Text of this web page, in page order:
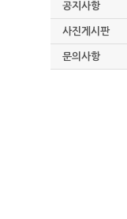
공지사항
사진게시판
문의사항